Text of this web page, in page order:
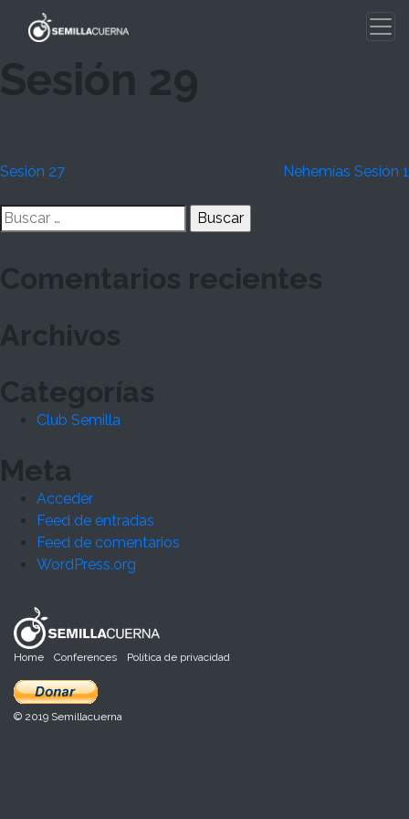
Sesión 29
Navegación
de
Sesión 27 Nehemías Sesión 1
Buscar:
Comentarios recientes
Archivos
Categorías
Club Semilla
Meta
Acceder
Feed de entradas
Feed de comentarios
WordPress.org
Home Conferences Política de privacidad
© 2019 Semillacuerna